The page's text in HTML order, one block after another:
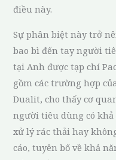
điều này.
Sự phân biệt này trở
bao bì đến tay người
tại Anh được tạp chí
gồm các trường hợp
Dualit, cho thấy cơ
người tiêu dùng có
xử lý rác thải hay
cáo, tuyên bố về khả